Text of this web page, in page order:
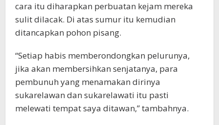
cara itu diharapkan perbuatan kejam mereka
sulit dilacak. Di atas sumur itu kemudian
ditancapkan pohon pisang.
“Setiap habis memberondongkan pelurunya,
jika akan membersihkan senjatanya, para
pembunuh yang menamakan dirinya
sukarelawan dan sukarelawati itu pasti
melewati tempat saya ditawan,” tambahnya.